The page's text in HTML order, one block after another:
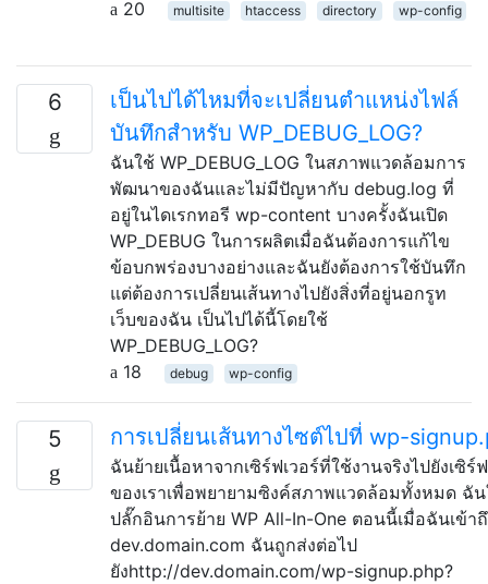
20 multisite htaccess directory wp-config
6
เป็นไปได้ไหมที่จะเปลี่ยนตำแหน่งไฟล์
บันทึกสำหรับ WP_DEBUG_LOG?
ฉันใช้ WP_DEBUG_LOG ในสภาพแวดล้อมการ
พัฒนาของฉันและไม่มีปัญหากับ debug.log ที่
อยู่ในไดเรกทอรี wp-content บางครั้งฉันเปิด
WP_DEBUG ในการผลิตเมื่อฉันต้องการแก้ไข
ข้อบกพร่องบางอย่างและฉันยังต้องการใช้บันทึก
แต่ต้องการเปลี่ยนเส้นทางไปยังสิ่งที่อยู่นอกรูท
เว็บของฉัน เป็นไปได้นี้โดยใช้
WP_DEBUG_LOG?
18
debug wp-config
5 การเปลี่ยนเส้นทางไซต์ไปที่ wp-
ฉันย้ายเนื้อหาจากเซิร์ฟเวอร์ที่ใช้งานจริงไปยังเซิร์
ของเราเพื่อพยายามซิงค์สภาพแวดล้อมทั้งหมด ฉั
ปลั๊กอินการย้าย WP All-In-One ตอนนี้เมื่อฉันเข้า
dev.domain.com ฉันถูกส่งต่อไป
ยังhttp://dev.domain.com/wp-signup.php?